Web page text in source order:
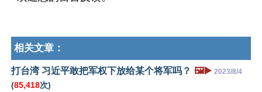
相关文章：
打台湾 习近平敢把军权下放给某个将军吗？ 🖼️▶️ 2023/8/4
(85,418次)